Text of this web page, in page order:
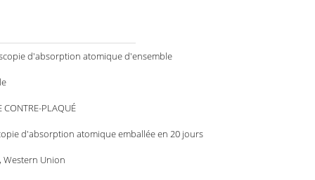
d'absorption atomique d'ensemble
CONTRE-PLAQUÉ
d'absorption atomique emballée en 20 jours
Western Union